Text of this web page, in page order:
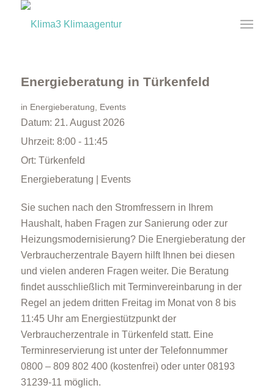
Energieberatung in Türkenfeld
in Energieberatung Events
Datum: 21. August 2026
Uhrzeit: 8:00 - 11:45
Ort: Türkenfeld
Energieberatung | Events
Sie suchen nach den Stromfressern in Ihrem
Haushalt, haben Fragen zur Sanierung oder zur
Heizungsmodernisierung? Die Energieberatung der
Verbraucherzentrale Bayern hilft Ihnen bei diesen
und vielen anderen Fragen weiter. Die Beratung
findet ausschließlich mit Terminvereinbarung in der
Regel an jedem dritten Freitag im Monat von 8 bis
11:45 Uhr am Energiestützpunkt der
Verbraucherzentrale in Türkenfeld statt. Eine
Terminreservierung ist unter der Telefonnummer
0800 – 809 802 400 (kostenfrei) oder unter 08193
31239-11 möglich.